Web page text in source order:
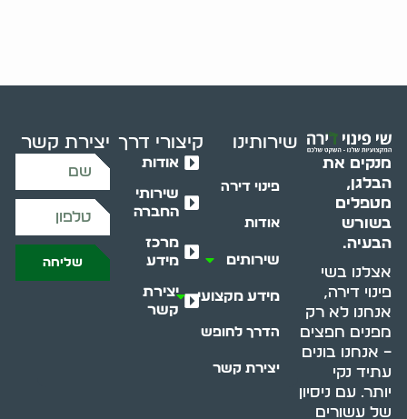
מנקים את
הבלגן,
מטפלים
בשורש
הבעיה.
אצלנו בשי
פינוי דירה,
אנחנו לא רק
מפנים חפצים
– אנחנו בונים
עתיד נקי
יותר. עם ניסיון
של עשורים
שירותינו
פינוי דירה
אודות
שירותים
מידע מקצועי
הדרך לחופש
יצירת קשר
קיצורי דרך
אודות
שירותי
החברה
מרכז
מידע
יצירת
קשר
יצירת קשר
שליחה